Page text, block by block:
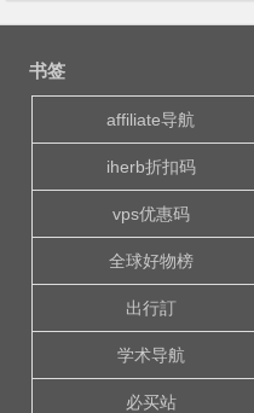
文
书签
affiliate导航
iherb折扣码
vps优惠码
全球好物榜
出行訂
学术导航
必买站